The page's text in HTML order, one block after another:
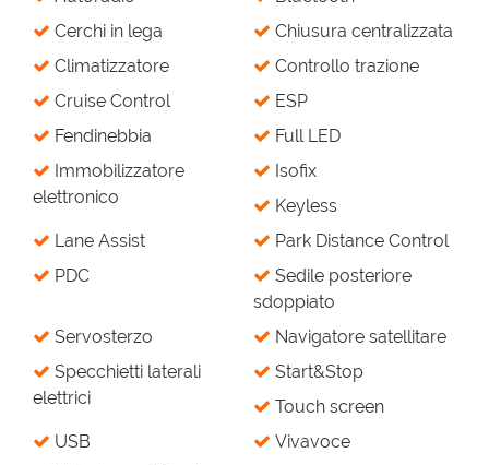
Cerchi in lega
Chiusura centralizzata
Climatizzatore
Controllo trazione
Cruise Control
ESP
Fendinebbia
Full LED
Immobilizzatore
elettronico
Isofix
Keyless
Lane Assist
Park Distance Control
PDC
Sedile posteriore
sdoppiato
Servosterzo
Navigatore satellitare
Specchietti laterali
elettrici
Start&Stop
Touch screen
USB
Vivavoce